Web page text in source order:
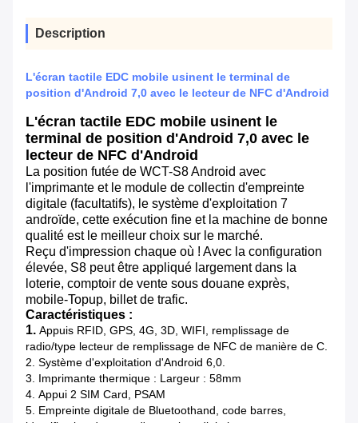
Description
L'écran tactile EDC mobile usinent le terminal de
position d'Android 7,0 avec le lecteur de NFC d'Android
L'écran tactile EDC mobile usinent le
terminal de position d'Android 7,0 avec le
lecteur de NFC d'Android
La position futée de WCT-S8 Android avec
l'imprimante et le module de collectin d'empreinte
digitale (facultatifs), le système d'exploitation 7
androïde, cette exécution fine et la machine de bonne
qualité est le meilleur choix sur le marché.
Reçu d'impression chaque où ! Avec la configuration
élevée, S8 peut être appliqué largement dans la
loterie, comptoir de vente sous douane exprès,
mobile-Topup, billet de trafic.
Caractéristiques :
1. Appuis RFID, GPS, 4G, 3D, WIFI, remplissage de
radio/type lecteur de remplissage de NFC de manière de C.
2. Système d'exploitation d'Android 6,0.
3. Imprimante thermique : Largeur : 58mm
4. Appui 2 SIM Card, PSAM
5. Empreinte digitale de Bluetoothand, code barres,